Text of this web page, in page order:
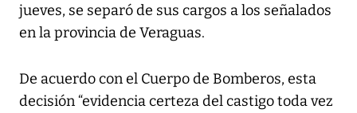
jueves, se separó de sus cargos a los señalados
en la provincia de Veraguas.
De acuerdo con el Cuerpo de Bomberos, esta
decisión “evidencia certeza del castigo toda vez